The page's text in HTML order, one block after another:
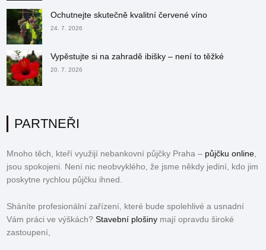
Ochutnejte skutečně kvalitní červené víno
24. 7. 2026
Vypěstujte si na zahradě ibišky – není to těžké
20. 7. 2026
PARTNEŘI
Mnoho těch, kteří využijí nebankovní půjčky Praha – půjčku online
jsou spokojeni. Není nic neobvyklého, že jsme někdy jediní, kdo jim
poskytne rychlou půjčku ihned.
Sháníte profesionální zařízení, které bude spolehlivé a usnadní
Vám práci ve výškách?Stavební plošiny mají opravdu široké
zastoupení,